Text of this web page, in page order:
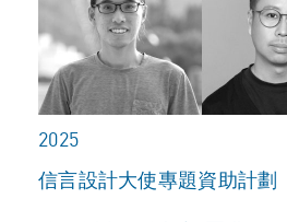
2025
信言設計大使專題資助計劃